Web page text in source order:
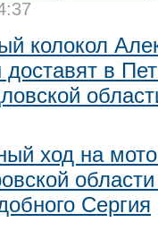
колокол
в
ход на
Сергия